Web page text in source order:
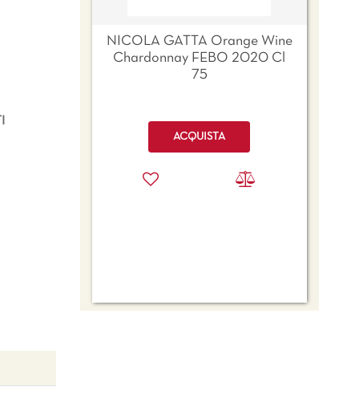
NICOLA GATTA Orange Wine
Chardonnay FEBO 2020 Cl
75
Quantità
ACQUISTA